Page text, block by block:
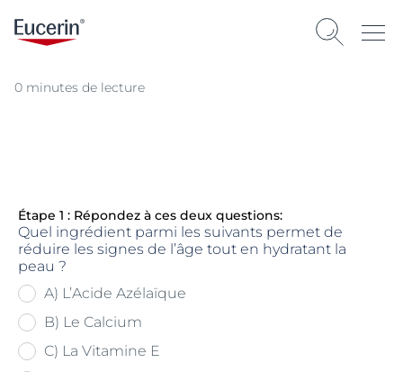
0 minutes de lecture
Étape 1 : Répondez à ces deux questions:
Quel ingrédient parmi les suivants permet de
réduire les signes de l’âge tout en hydratant la
peau ?
A) L’Acide Azélaïque
B) Le Calcium
C) La Vitamine E